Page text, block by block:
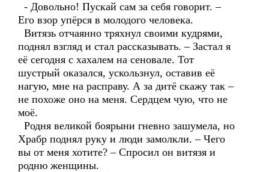
- Довольно! Пускай сам за себя говорит. –
Его взор упёрся в молодого человека.
Витязь отчаянно тряхнул своими кудрями,
поднял взгляд и стал рассказывать. – Застал я
её сегодня с хахалем на сеновале. Тот
шустрый оказался, ускользнул, оставив её
нагую, мне на расправу. А за дитё скажу так –
не похоже оно на меня. Сердцем чую, что не
моё.
Родня великой боярыни гневно зашумела, но
Храбр поднял руку и люди замолкли. – Чего
вы от меня хотите? – Спросил он витязя и
родню женщины.